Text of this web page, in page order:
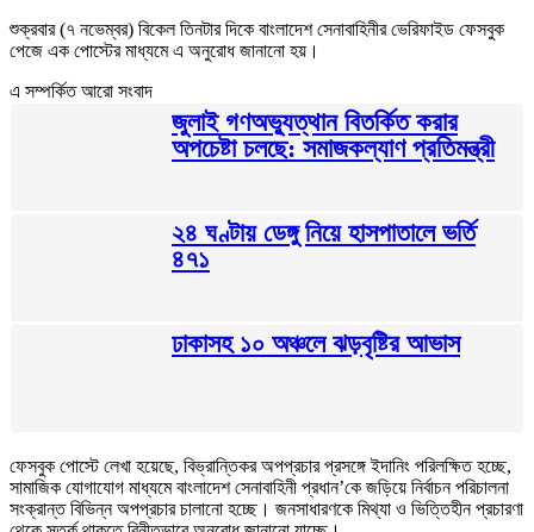
শুক্রবার (৭ নভেম্বর) বিকেল তিনটার দিকে বাংলাদেশ সেনাবাহিনীর ভেরিফাইড ফেসবুক
পেজে এক পোস্টের মাধ্যমে এ অনুরোধ জানানো হয়।
এ সম্পর্কিত আরো সংবাদ
জুলাই গণঅভ্যুত্থান বিতর্কিত করার
অপচেষ্টা চলছে: সমাজকল্যাণ প্রতিমন্ত্রী
২৪ ঘণ্টায় ডেঙ্গু নিয়ে হাসপাতালে ভর্তি
৪৭১
ঢাকাসহ ১০ অঞ্চলে ঝড়বৃষ্টির আভাস
ফেসবুক পোস্টে লেখা হয়েছে, বিভ্রান্তিকর অপপ্রচার প্রসঙ্গে ইদানিং পরিলক্ষিত হচ্ছে,
সামাজিক যোগাযোগ মাধ্যমে বাংলাদেশ সেনাবাহিনী প্রধান’কে জড়িয়ে নির্বাচন পরিচালনা
সংক্রান্ত বিভিন্ন অপপ্রচার চালানো হচ্ছে। জনসাধারণকে মিথ্যা ও ভিত্তিহীন প্রচারণা